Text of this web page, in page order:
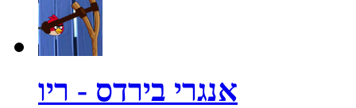
אנגרי בירדס - ריו